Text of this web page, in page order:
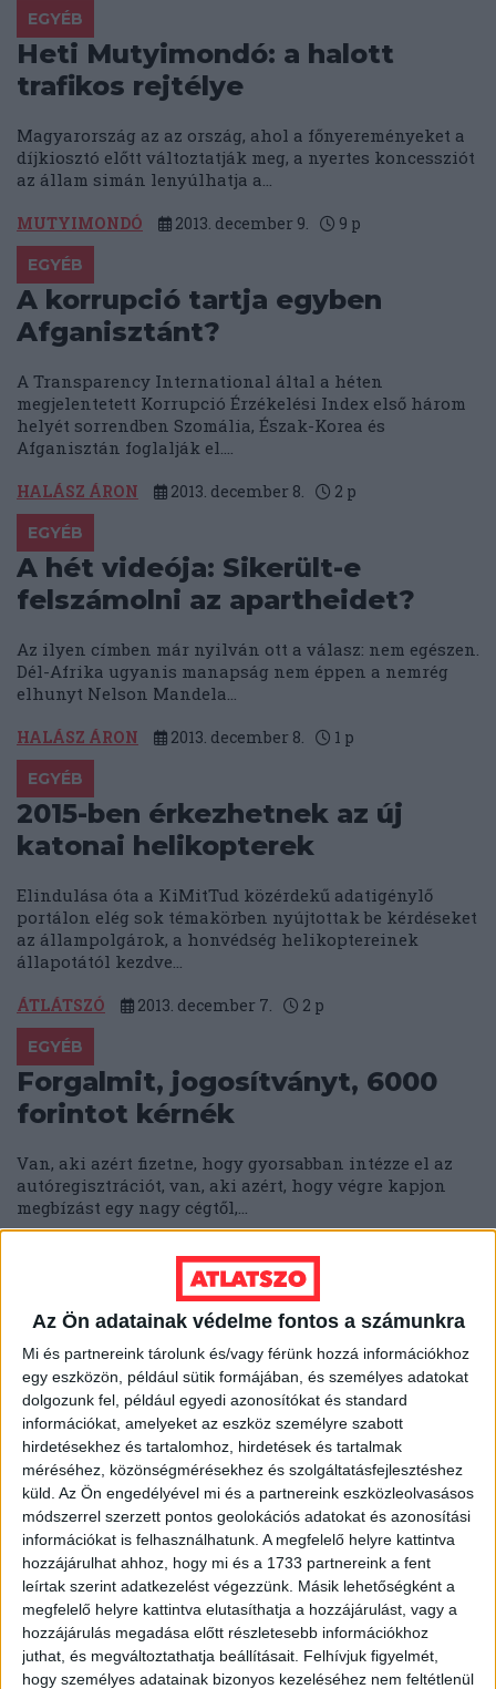
Az Ön adatainak védelme fontos a számunkra
Mi és partnereink tárolunk és/vagy férünk hozzá információkhoz
egy eszközön, például sütik formájában, és személyes adatokat
dolgozunk fel, például egyedi azonosítókat és standard
információkat, amelyeket az eszköz személyre szabott
hirdetésekhez és tartalomhoz, hirdetések és tartalmak
méréséhez, közönségmérésekhez és szolgáltatásfejlesztéshez
küld. Az Ön engedélyével mi és a partnereink eszközleolvasásos
módszerrel szerzett pontos geolokációs adatokat és azonosítási
információkat is felhasználhatunk. A megfelelő helyre kattintva
hozzájárulhat ahhoz, hogy mi és a 1733 partnereink a fent
leírtak szerint adatkezelést végezzünk. Másik lehetőségként a
megfelelő helyre kattintva elutasíthatja a hozzájárulást, vagy a
hozzájárulás megadása előtt részletesebb információkhoz
juthat, és megváltoztathatja beállításait. Felhívjuk figyelmét,
hogy személyes adatainak bizonyos kezeléséhez nem feltétlenül
EGYÉB
Heti Mutyimondó: a halott
trafikos rejtélye
Magyarország az az ország, ahol a főnyereményeket a
díjkiosztó előtt változtatják meg, a nyertes koncessziót
az állam simán lenyúlhatja a...
MUTYIMONDÓ 2013. december 9. 9 p
EGYÉB
A korrupció tartja egyben
Afganisztánt?
A Transparency International által a héten
megjelentetett Korrupció Érzékelési Index első három
helyét sorrendben Szomália, Észak-Korea és
Afganisztán foglalják el....
HALÁSZ ÁRON 2013. december 8. 2 p
EGYÉB
A hét videója: Sikerült-e
felszámolni az apartheidet?
Az ilyen címben már nyilván ott a válasz: nem egészen.
Dél-Afrika ugyanis manapság nem éppen a nemrég
elhunyt Nelson Mandela...
HALÁSZ ÁRON 2013. december 8. 1 p
EGYÉB
2015-ben érkezhetnek az új
katonai helikopterek
Elindulása óta a KiMitTud közérdekű adatigénylő
portálon elég sok témakörben nyújtottak be kérdéseket
az állampolgárok, a honvédség helikoptereinek
állapotától kezdve...
ÁTLÁTSZÓ 2013. december 7. 2 p
EGYÉB
Forgalmit, jogosítványt, 6000
forintot kérnék
Van, aki azért fizetne, hogy gyorsabban intézze el az
autóregisztrációt, van, aki azért, hogy végre kapjon
megbízást egy nagy cégtől,...
2013. december 6. 4p
Átlátszó az „Átláccó”
Fesztiválon
December 9-én, a korrupcióellenes világnapon Maróy
Ákos atlatszo.hu társalapító bemutatja a kenőpénz-
figyelő és a közérdekű adatigénylést segítő oldalainkat
a Transparency...
ÁTLÁTSZÓ 2013. december 5. 2p
EGYÉB
A Hitlert mosdató MTVA-
alvállalkozó forgathatott az
ócsai lakóparkról